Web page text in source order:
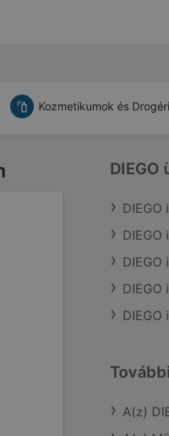
Kozmetikumok és
DIEGO
DIEGO
DIEGO
DIEGO
DIEGO
DIEGO
A(z)